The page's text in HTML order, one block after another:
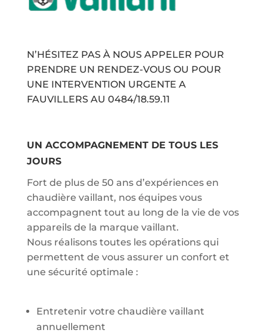
N’HÉSITEZ PAS À NOUS APPELER POUR
PRENDRE UN RENDEZ-VOUS OU POUR
UNE INTERVENTION URGENTE A
FAUVILLERS AU 0484/18.59.11
UN ACCOMPAGNEMENT DE TOUS LES
JOURS
Fort de plus de 50 ans d’expériences en
chaudière vaillant, nos équipes vous
accompagnent tout au long de la vie de vos
appareils de la marque vaillant.
Nous réalisons toutes les opérations qui
permettent de vous assurer un confort et
une sécurité optimale :
Entretenir votre chaudière vaillant
annuellement